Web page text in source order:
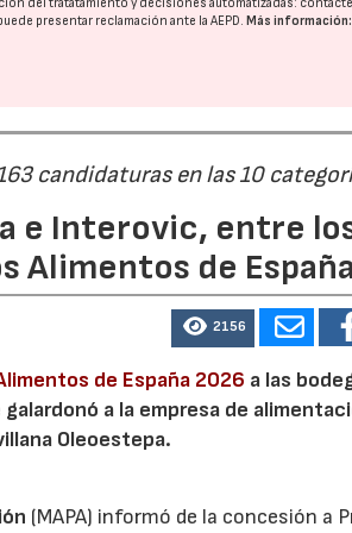
presentar reclamación ante laAEPD.Más información:
candidaturas en las 10
e Interovic, entre
Alimentos de
2156
de España 2026 a las
a la empresa de
Oleoestepa.
(MAPA) informó de la concesión a